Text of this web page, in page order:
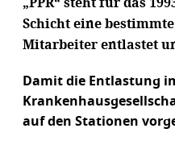
Schicht eine
Mitarbeiter entlastet
Damit die Entlastung
auf den Stationen